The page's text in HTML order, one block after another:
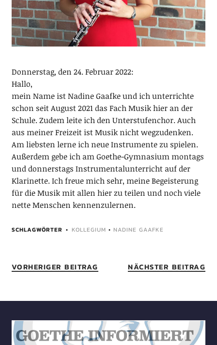
Donnerstag, den 24. Februar 2022:
Hallo,
mein Name ist Nadine Gaafke und ich unterrichte
schon seit August 2021 das Fach Musik hier an der
Schule. Zudem leite ich den Unterstufenchor. Auch
aus meiner Freizeit ist Musik nicht wegzudenken.
Am liebsten lerne ich neue Instrumente zu spielen.
Außerdem gebe ich am Goethe-Gymnasium montags
und donnerstags Instrumentalunterricht auf der
Klarinette. Ich freue mich sehr, meine Begeisterung
für die Musik mit allen hier zu teilen und noch viele
nette Menschen kennenzulernen.
SCHLAGWÖRTER KOLLEGIUM • NADINE GAAFKE
VORHERIGER BEITRAG NÄCHSTER BEITRAG